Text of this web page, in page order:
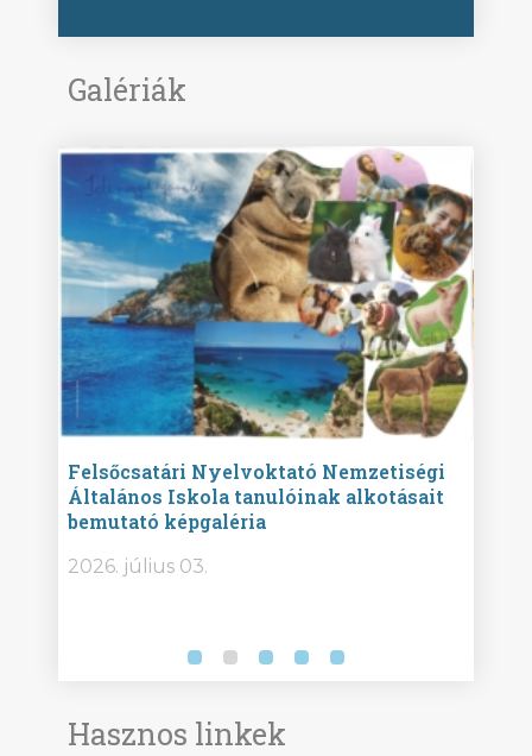
Galériák
Felsőcsatári Nyelvoktató Nemzetiségi
Általános Iskola tanulóinak alkotásait
bemutató képgaléria
2026. július 03.
Hasznos linkek